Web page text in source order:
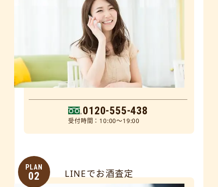
0120-555-438
受付時間：10:00～19:00
PLAN
02 LINEでお酒査定